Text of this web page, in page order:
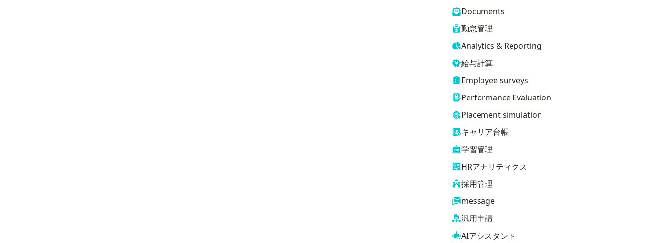
Documents
勤怠管理
Analytics & Reporting
給与計算
Employee surveys
Performance Evaluation
Placement simulation
キャリア台帳
学習管理
HRアナリティクス
採用管理
message
汎用申請
AIアシスタント